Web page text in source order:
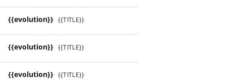
{{evolution}} {{TITLE}}
{{evolution}} {{TITLE}}
{{evolution}} {{TITLE}}